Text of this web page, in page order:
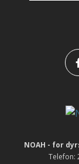
NOAH - for
Telefon: